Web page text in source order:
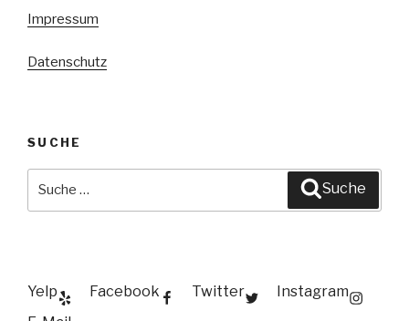
Impressum
Datenschutz
SUCHE
Suche
Yelp Facebook Twitter
Instagram